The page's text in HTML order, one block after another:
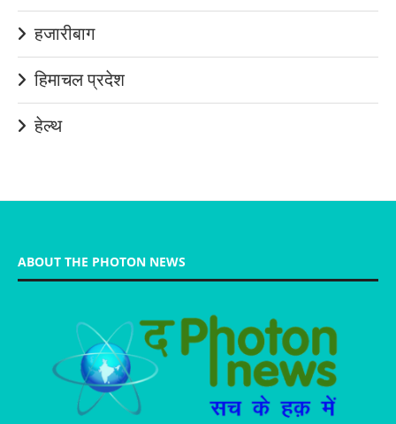
हजारीबाग
हिमाचल प्रदेश
हेल्थ
ABOUT THE PHOTON NEWS